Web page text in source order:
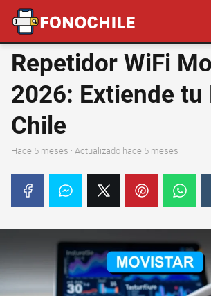
Repetidor WiFi
2026: Extiende tu
Chile
hace 5 meses · Actualizado hace 5 meses